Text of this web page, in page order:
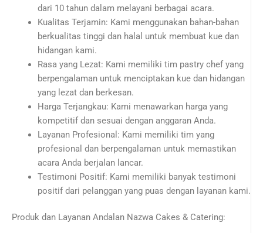
dari 10 tahun dalam melayani berbagai acara.
Kualitas Terjamin: Kami menggunakan bahan-bahan
berkualitas tinggi dan halal untuk membuat kue dan
hidangan kami.
Rasa yang Lezat: Kami memiliki tim pastry chef yang
berpengalaman untuk menciptakan kue dan hidangan
yang lezat dan berkesan.
Harga Terjangkau: Kami menawarkan harga yang
kompetitif dan sesuai dengan anggaran Anda.
Layanan Profesional: Kami memiliki tim yang
profesional dan berpengalaman untuk memastikan
acara Anda berjalan lancar.
Testimoni Positif: Kami memiliki banyak testimoni
positif dari pelanggan yang puas dengan layanan kami.
Produk dan Layanan Andalan Nazwa Cakes & Catering: